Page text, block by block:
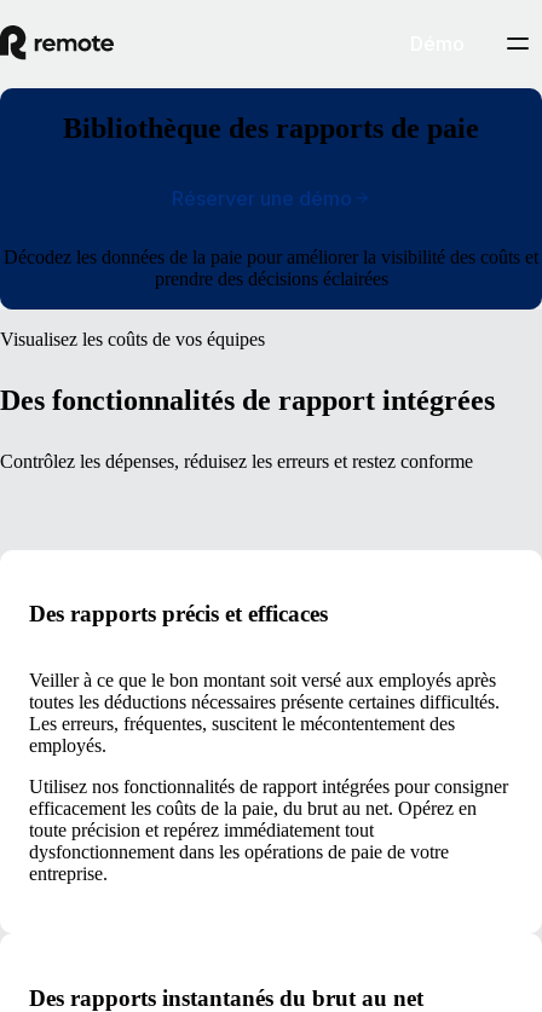
Bibliothèque des rapports de paie
Décodez les données de la paie pour améliorer la visibilité des coûts et
prendre des décisions éclairées
Réserver une démo
Visualisez les coûts de vos équipes
Des fonctionnalités de rapport intégrées
Contrôlez les dépenses, réduisez les erreurs et restez conforme
Des rapports précis et efficaces
Veiller à ce que le bon montant soit versé aux employés après
toutes les déductions nécessaires présente certaines difficultés.
Les erreurs, fréquentes, suscitent le mécontentement des
employés.
Utilisez nos fonctionnalités de rapport intégrées pour consigner
efficacement les coûts de la paie, du brut au net. Opérez en
toute précision et repérez immédiatement tout
dysfonctionnement dans les opérations de paie de votre
entreprise.
Des rapports instantanés du brut au net